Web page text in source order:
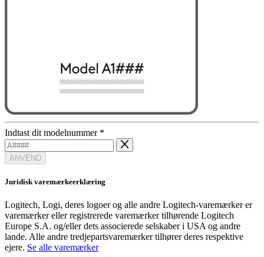
Indtast dit modelnummer *
ANVEND
Juridisk varemærkeerklæring
Logitech, Logi, deres logoer og alle andre Logitech-varemærker er
varemærker eller registrerede varemærker tilhørende Logitech
Europe S.A. og/eller dets associerede selskaber i USA og andre
lande. Alle andre tredjepartsvaremærker tilhører deres respektive
ejere. Se alle varemærker